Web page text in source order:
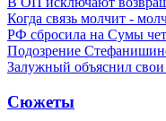
Когда связь молчит -
РФ сбросила на Сумы
Подозрение
Залужный объяснил
Сюжеты